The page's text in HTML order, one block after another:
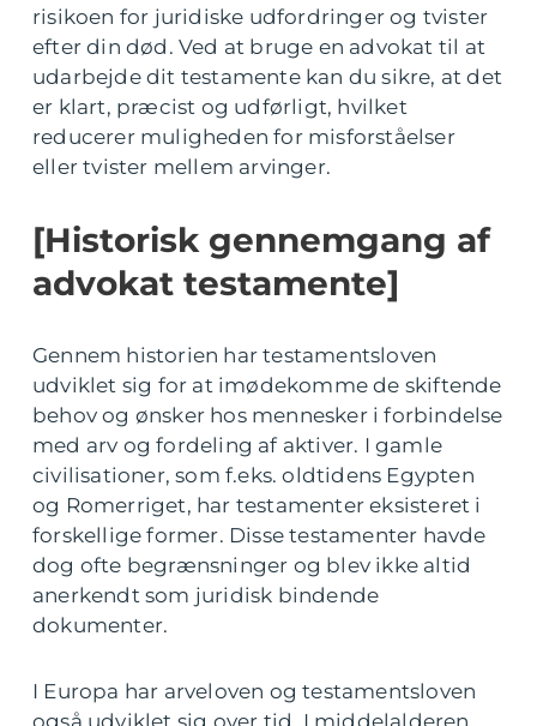
risikoen for juridiske udfordringer og tvister
efter din død. Ved at bruge en advokat til at
udarbejde dit testamente kan du sikre, at det
er klart, præcist og udførligt, hvilket
reducerer muligheden for misforståelser
eller tvister mellem arvinger.
[Historisk gennemgang af
advokat testamente]
Gennem historien har testamentsloven
udviklet sig for at imødekomme de skiftende
behov og ønsker hos mennesker i forbindelse
med arv og fordeling af aktiver. I gamle
civilisationer, som f.eks. oldtidens Egypten
og Romerriget, har testamenter eksisteret i
forskellige former. Disse testamenter havde
dog ofte begrænsninger og blev ikke altid
anerkendt som juridisk bindende
dokumenter.
I Europa har arveloven og testamentsloven
også udviklet sig over tid. I middelalderen